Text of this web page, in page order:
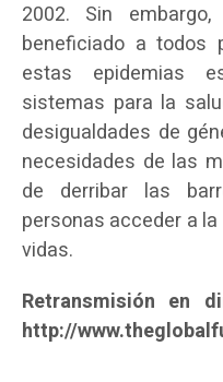
2002. Sin
beneficiado a todos
estas epidemias
sistemas para la
desigualdades de
necesidades de las
de derribar las
personas acceder a
vidas.
Retransmisión en
http://